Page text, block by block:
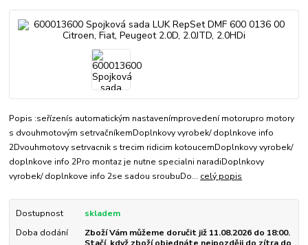
Popis :seřízenís automatickým nastavenímprovedení motorupro motory
s dvouhmotovým setrvačníkemDoplnkovy vyrobek/ doplnkove info
2Dvouhmotovy setrvacnik s trecim ridicim kotoucemDoplnkovy vyrobek/
doplnkove info 2Pro montaz je nutne specialni naradiDoplnkovy
vyrobek/ doplnkove info 2se sadou sroubuDo... celý popis
Dostupnost
skladem
Doba dodání
Zboží Vám můžeme doručit již 11.08.2026 do 18:00.